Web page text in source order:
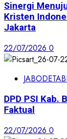
Sinergi
Kristen
Jakarta
22/07/2026 0
DPD PSI Kab.
Faktual
22/07/2026 0